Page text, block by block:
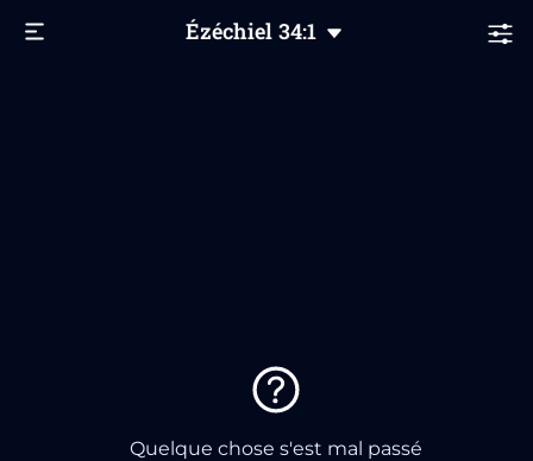
Ézéchiel 34:1
Quelque chose s'est mal passé